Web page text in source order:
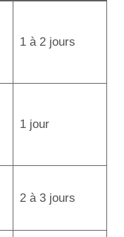
1 à 2 jours
1 jour
2 à 3 jours